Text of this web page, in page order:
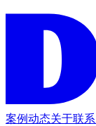
案例动态关于联系